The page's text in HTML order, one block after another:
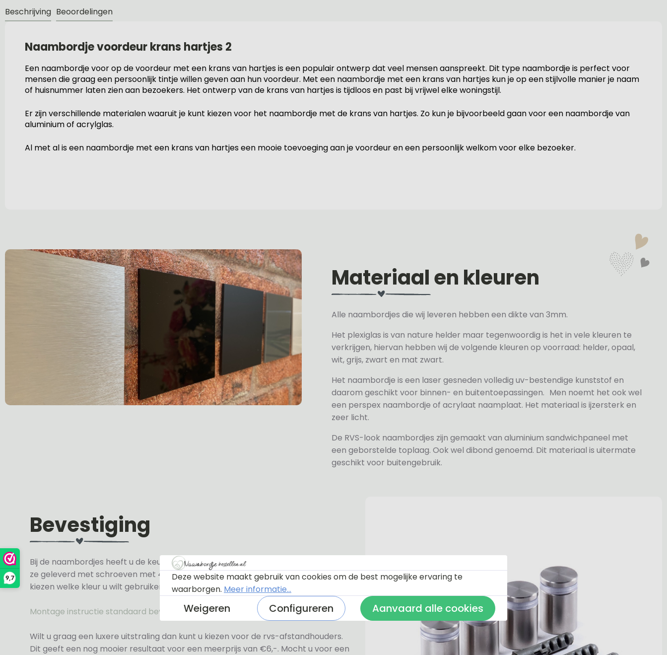
9,7
Beschrijving Beoordelingen
Naambordje voordeur krans hartjes 2
Een naambordje voor op de voordeur met een krans van hartjes is een populair ontwerp dat veel mensen aanspreekt. Dit type naambordje is perfect voor
mensen die graag een persoonlijk tintje willen geven aan hun voordeur. Met een naambordje met een krans van hartjes kun je op een stijlvolle manier je naam
of huisnummer laten zien aan bezoekers. Het ontwerp van de krans van hartjes is tijdloos en past bij vrijwel elke woningstijl.
Er zijn verschillende materialen waaruit je kunt kiezen voor het naambordje met de krans van hartjes. Zo kun je bijvoorbeeld gaan voor een naambordje van
aluminium of acrylglas.
Al met al is een naambordje met een krans van hartjes een mooie toevoeging aan je voordeur en een persoonlijk welkom voor elke bezoeker.
Materiaal en kleuren
Alle naambordjes die wij leveren hebben een dikte van 3mm.
Het plexiglas is van nature helder maar tegenwoordig is het in vele kleuren te
verkrijgen, hiervan hebben wij de volgende kleuren op voorraad: helder, opaal,
wit, grijs, zwart en mat zwart.
Het naambordje is een laser gesneden volledig uv-bestendige kunststof en
daarom geschikt voor binnen- en buitentoepassingen. Men noemt het ook wel
een perspex naambordje of acrylaat naamplaat. Het materiaal is ijzersterk en
zeer licht.
De RVS-look naambordjes zijn gemaakt van aluminium sandwichpaneel met
een geborstelde toplaag. Ook wel dibond genoemd. Dit materiaal is uitermate
geschikt voor buitengebruik.
Bevestiging
Bij de naambordjes heeft u de keuze uit 3 soorten bevestiging. Standaard worden
ze geleverd met schroeven met 4 zwarte en 4 witte afdekdopjes zodat u zelf kunt
kiezen welke kleur u wilt gebruiken.
Montage instructie standaard bevestiging
Wilt u graag een luxere uitstraling dan kunt u kiezen voor de rvs-afstandhouders.
Dit geeft een nog mooier resultaat voor een meerprijs van €6,-. Mocht u voor een
Deze website maakt gebruik van cookies om de best mogelijke ervaring te
waarborgen. Meer informatie...
Weigeren Configureren Aanvaard alle cookies